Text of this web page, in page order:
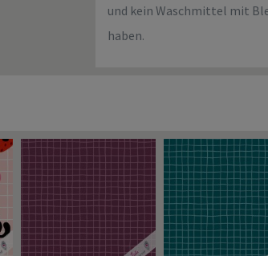
und kein Waschmittel mit
haben.